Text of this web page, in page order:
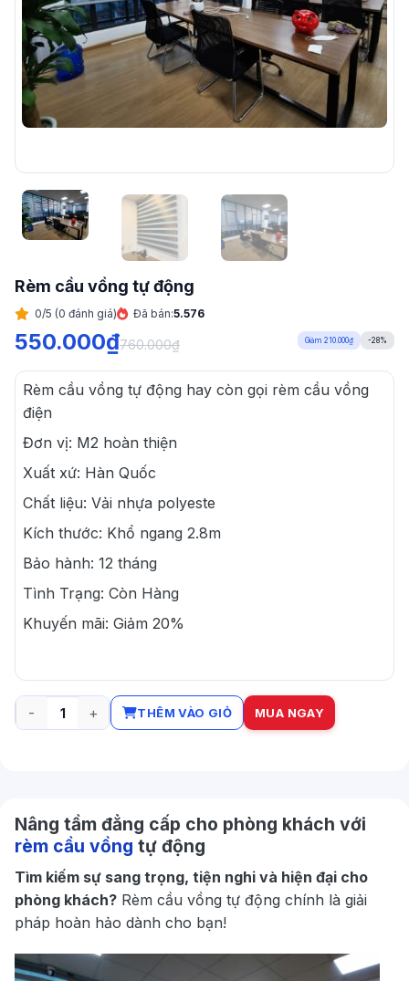
Rèm cầu vồng tự động
0/5 (0 đánh giá) Đã bán:5.576
550.000₫760.000₫ Giảm 210.000₫ -28%
Rèm cầu vồng tự động hay còn gọi rèm cầu vồng
điện
Đơn vị: M2 hoàn thiện
Xuất xứ: Hàn Quốc
Chất liệu: Vải nhựa polyeste
Kích thước: Khổ ngang 2.8m
Bảo hành: 12 tháng
Tình Trạng: Còn Hàng
Khuyến mãi: Giảm 20%
Rèm cầu vồng tự động số lượng
THÊM VÀO GIỎ MUA NGAY
Nâng tầm đẳng cấp cho phòng khách với
rèm cầu vồng tự động
Tìm kiếm sự sang trọng, tiện nghi và hiện đại cho
phòng khách? Rèm cầu vồng tự động chính là giải
pháp hoàn hảo dành cho bạn!